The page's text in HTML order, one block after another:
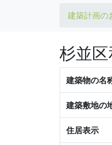
建築計画の
杉並
建築物の名
建築敷地の
住居表示